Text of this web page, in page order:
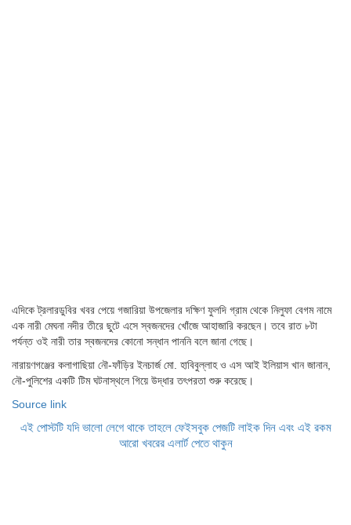
এদিকে ট্রলারডুবির খবর পেয়ে গজারিয়া উপজেলার দক্ষিণ ফুলদি গ্রাম থেকে নিলুফা বেগম নামে
এক নারী মেঘনা নদীর তীরে ছুটে এসে স্বজনদের খোঁজে আহাজারি করছেন। তবে রাত ৮টা
পর্যন্ত ওই নারী তার স্বজনদের কোনো সন্ধান পাননি বলে জানা গেছে।
নারায়ণগঞ্জের কলাগাছিয়া নৌ-ফাঁড়ির ইনচার্জ মো. হাবিবুল্লাহ ও এস আই ইলিয়াস খান জানান,
নৌ-পুলিশের একটি টিম ঘটনাস্থলে গিয়ে উদ্ধার তৎপরতা শুরু করেছে।
Source link
এই পোস্টটি যদি ভালো লেগে থাকে তাহলে ফেইসবুক পেজটি লাইক দিন এবং এই রকম
আরো খবরের এলার্ট পেতে থাকুন